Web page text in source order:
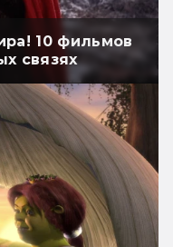
10 фильмов
связях